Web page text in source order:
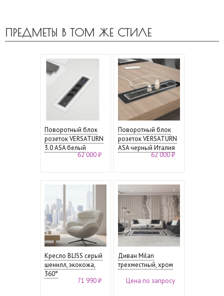
ПРЕДМЕТЫ В ТОМ ЖЕ СТИЛЕ
Поворотный блок
розеток VERSATURN
3.0 ASA белый
62 000 ₽
Поворотный блок
розеток VERSATURN
ASA черный Италия
62 000 ₽
Кресло BLISS серый
шенилл, экокожа,
360°
71 990 ₽
Диван Milan
трехместный, хром
Цена по запросу